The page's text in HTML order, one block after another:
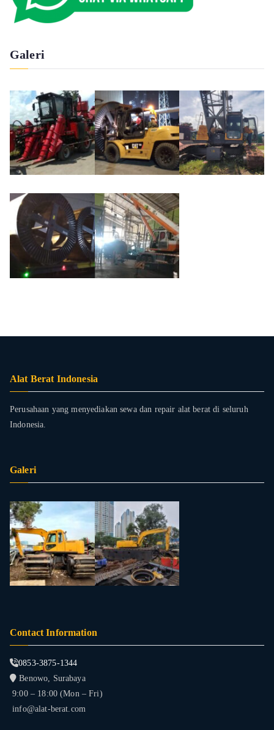
Galeri
Alat Berat Indonesia
Perusahaan yang menyediakan sewa dan repair alat berat di seluruh
Indonesia.
Galeri
Contact Information
0853-3875-1344
Benowo, Surabaya
9:00 – 18:00 (Mon – Fri)
info@alat-berat.com